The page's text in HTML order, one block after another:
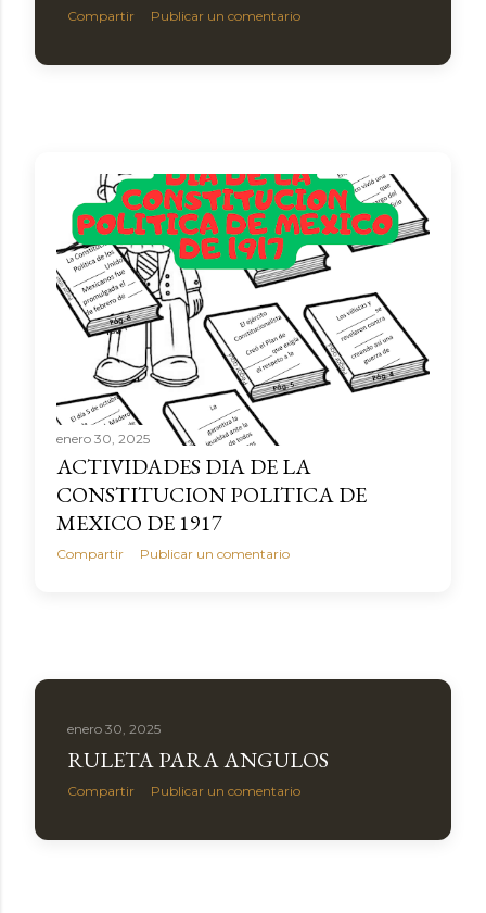
Compartir Publicar un comentario
enero 30, 2025
ACTIVIDADES DIA DE LA
CONSTITUCION POLITICA DE
MEXICO DE 1917
Compartir Publicar un comentario
enero 30, 2025
RULETA PARA ANGULOS
Compartir Publicar un comentario